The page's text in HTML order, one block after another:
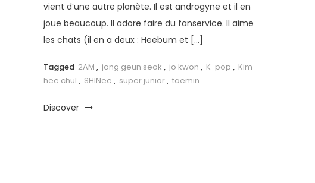
vient d’une autre planète. Il est androgyne et il en
joue beaucoup. Il adore faire du fanservice. Il aime
les chats (il en a deux : Heebum et […]
Tagged 2AM , jang geun seok , jo kwon , K-pop , Kim
hee chul , SHINee , super junior, taemin
Discover